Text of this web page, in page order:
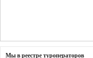
Мы в реестре туроператоров